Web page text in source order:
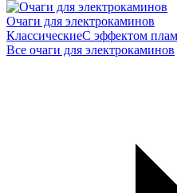
Очаги для электрокаминов
КлассическиеС эффектом
Все очаги для электрокаминов